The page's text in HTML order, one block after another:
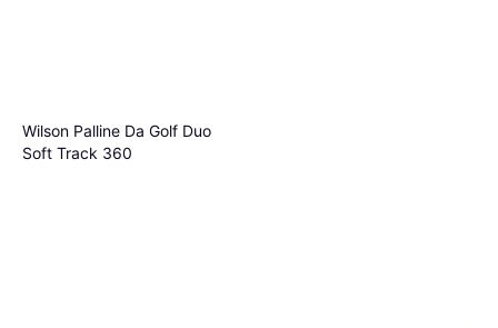
Wilson Palline Da Golf Duo
Soft Track 360